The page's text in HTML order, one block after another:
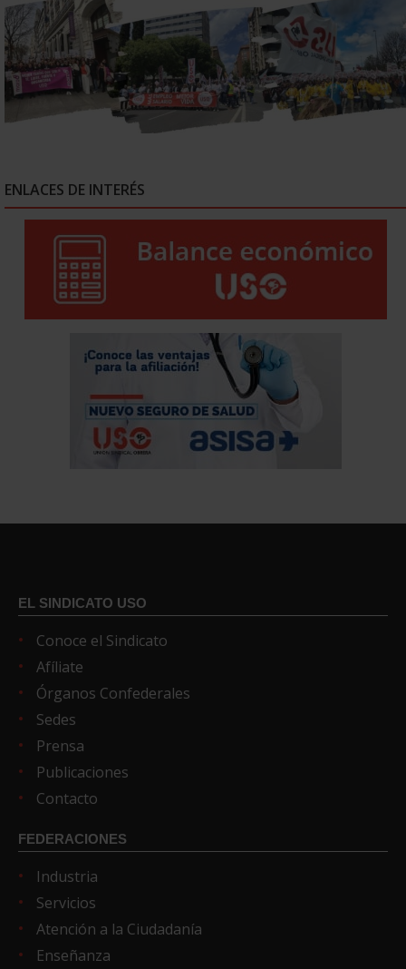
ENLACES DE INTERÉS
EL SINDICATO USO
Conoce el Sindicato
Afíliate
Órganos Confederales
Sedes
Prensa
Publicaciones
Contacto
FEDERACIONES
Industria
Servicios
Atención a la Ciudadanía
Enseñanza